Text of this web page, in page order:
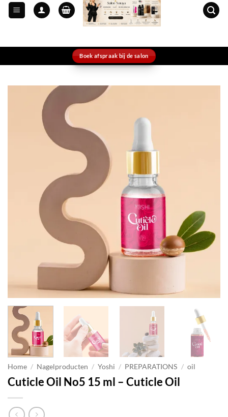
Boek afspraak bij de salon
Home / Nagelproducten / Yoshi / PREPARATIONS / oil
Cuticle Oil No5 15 ml – Cuticle Oil